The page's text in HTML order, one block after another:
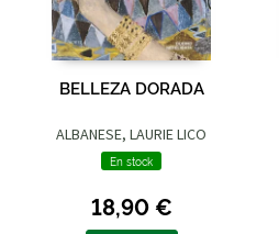
BELLEZA DORADA
ALBANESE, LAURIE LICO
En stock
18,90 €